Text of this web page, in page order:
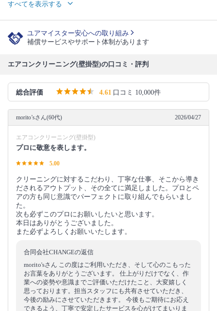
すべてを表示する
ユアマイスター安心への取り組み
補償サービスやサポート体制があります
エアコンクリーニング(壁掛型)の口コミ・評判
総合評価 4.61 口コミ 10,000件
morito’sさん(60代) 2026/04/27
エアコンクリーニング(壁掛型)
プロに敬意を表します。
5.00
クリーニングに対するこだわり、丁寧な仕事、そこから導き
だされるアウトプット、その全てに満足しました。プロとペ
アの方も同じ意識でパーフェクトに取り組んでもらいまし
た。
次も必ずこのプロにお願いしたいと思います。
本日はありがとうございました。
また必ずよろしくお願いいたします。
合同会社CHANGEの返信
morito'sさん この度はご利用いただき、そして心のこもった
お言葉をありがとうございます。 仕上がりだけでなく、作
業への姿勢や意識までご評価いただけたこと、大変嬉しく
思っております。担当スタッフにも共有させていただき、
今後の励みにさせていただきます。 今後もご期待にお応え
できるよう、丁寧で安定したサービスを心がけてまいりま